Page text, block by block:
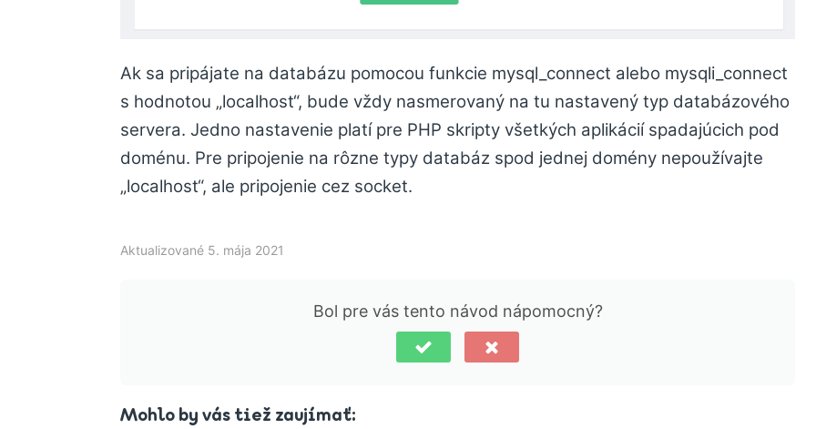
Ak sa pripájate na databázu pomocou funkcie mysql_connect alebo mysqli_connect
s hodnotou „localhost“, bude vždy nasmerovaný na tu nastavený typ databázového
servera. Jedno nastavenie platí pre PHP skripty všetkých aplikácií spadajúcich pod
doménu. Pre pripojenie na rôzne typy databáz spod jednej domény nepoužívajte
„localhost“, ale pripojenie cez socket.
Aktualizované 5. mája 2021
Bol pre vás tento návod nápomocný?
Mohlo by vás tiež zaujímať: